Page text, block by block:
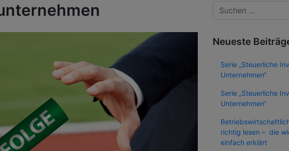
Neueste
Serie „Steuerliche
Unternehmen“
Serie „Steuerliche
Unternehmen“
richtig lesen – die
einfach erklärt